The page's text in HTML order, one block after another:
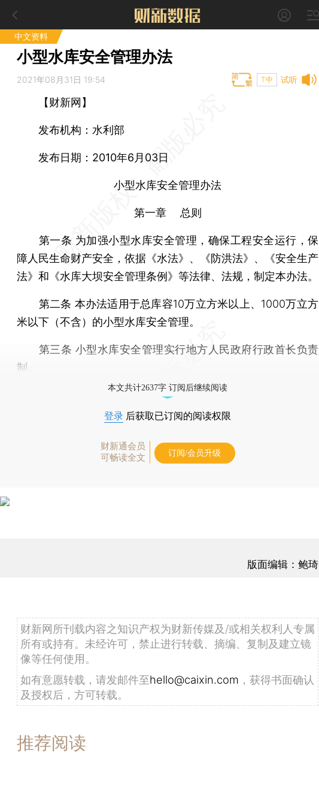
中文资料
小型水库安全管理办法
试听
2021年08月31日 19:54 T中
【财新网】
发布机构：水利部
发布日期：2010年6月03日
小型水库安全管理办法
第一章 总则
第一条 为加强小型水库安全管理，确保工程安全运行，保
障人民生命财产安全，依据《水法》、《防洪法》、《安全生产
法》和《水库大坝安全管理条例》等法律、法规，制定本办法。
第二条 本办法适用于总库容10万立方米以上、1000万立方
米以下（不含）的小型水库安全管理。
第三条 小型水库安全管理实行地方人民政府行政首长负责
制。
本文共计2637字 订阅后继续阅读
登录 后获取已订阅的阅读权限
财新通会员
可畅读全文
订阅/会员升级
版面编辑：鲍琦
财新网所刊载内容之知识产权为财新传媒及/或相关权利人专属
所有或持有。未经许可，禁止进行转载、摘编、复制及建立镜
像等任何使用。
如有意愿转载，请发邮件至hello@caixin.com ，获得书面确认
及授权后，方可转载。
推荐阅读